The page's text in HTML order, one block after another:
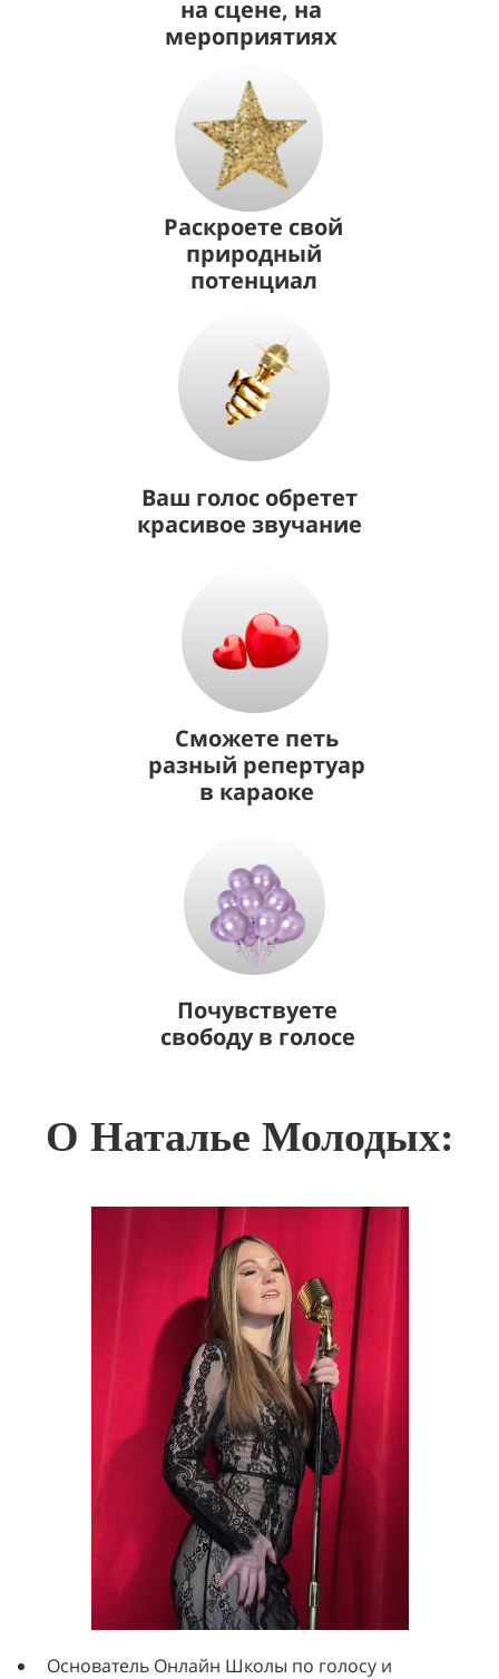
Раскроете свой
природный
потенциал
на сцене, на
мероприятиях
Почувствуете
свободу в голосе
Сможете петь
разный репертуар
в караоке
Ваш голос обретет
красивое звучание
О Наталье Молодых:
Основатель Онлайн Школы по голосу и